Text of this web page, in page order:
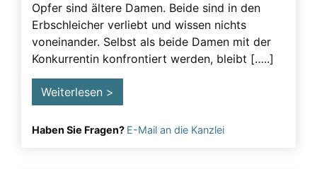
Opfer sind ältere Damen. Beide sind in den
Erbschleicher verliebt und wissen nichts
voneinander. Selbst als beide Damen mit der
Konkurrentin konfrontiert werden, bleibt […..]
Weiterlesen >
Haben Sie Fragen? E-Mail an die Kanzlei